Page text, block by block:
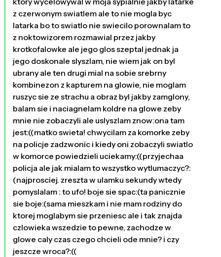
z czerwonym swiatlem ale to nie mogla byc
latarka bo to swiatlo nie swiecilo porownalam to
z noktowizorem rozmawial przez jakby
krotkofalowke ale jego glos szeptal jednak ja
jego doskonale slyszlam, nie wiem jak on byl
ubrany ale ten drugi mial na sobie srebrny
kombinezon z kapturem na glowie, nie moglam
ruszyc sie ze strachu a obraz byl jakby zamglony,
balam sie i naciagnelam koldre na glowe zeby
mnie nie zobaczyli ale uslyszlam znow:ona tam
jest:((matko swieta! chwycilam za komorke zeby
na policje zadzwonic i kiedy oni zobaczyli swiatlo
w komorce powiedzieli uciekamy:((przyjechaa
policja ale jak mialam to wszystko wytlumaczyc?:
(najprosciej. zreszta w ulamku sekundy wtedy
pomyslalam : to ufo! boje sie spac:(ta panicznie
sie boje:(sama mieszkam i nie mam rodziny do
ktorej moglabym sie przeniesc ale i tak znajda
czlowieka wszedzie to pewne, zachodze w
glowe caly czas czego chcieli ode mnie? i czy
jeszcze wroca?:((